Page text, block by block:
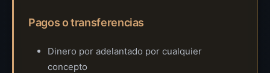
Pagos o transferencias
Dinero por adelantado por cualquier
concepto